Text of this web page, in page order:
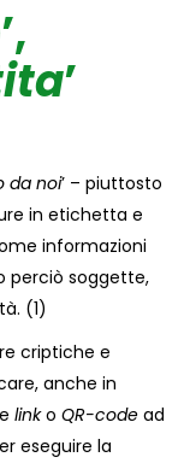
’,
’
da noi’ – piuttosto
in etichetta e
informazioni
perciò soggette,
(1)
criptiche e
anche in
linko QR-code ad
eseguire la